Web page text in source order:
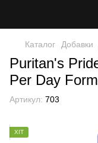
Каталог Добавки
Puritan's
Per Day
Артикул: 703
ХІТ